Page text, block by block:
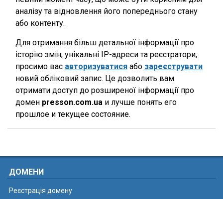
аналізу та відновлення його попереднього стану
або контенту.
Для отримання більш детальної інформації про
історію змін, унікальні IP-адреси та реєстратори,
просимо вас авторизуватися або зареєструвати
новий обліковий запис. Це дозволить вам
отримати доступ до розширеної інформації про
домен presson.com.ua и лучше понять его
прошлое и текущее состояние.
ДОМЕНИ
Реєстрація домену